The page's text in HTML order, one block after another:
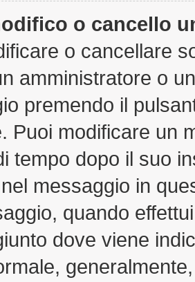
o cancello
o cancellare
amministratore o
premendo il
Puoi modificare un
tempo dopo il suo
nel messaggio in
quando
dove viene